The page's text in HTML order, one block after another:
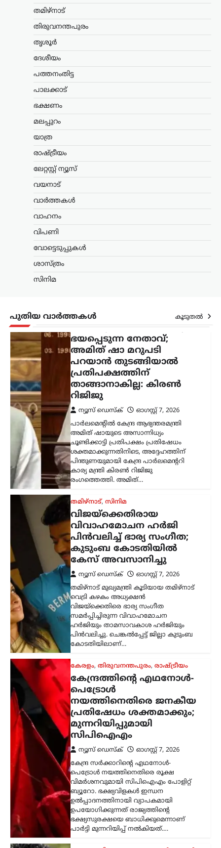
തമിഴ്നാട്
തിരുവനന്തപുരം
തൃശൂർ
ദേശീയം
പത്തനംതിട്ട
പാലക്കാട്
ഭക്ഷണം
മലപ്പുറം
യാത്ര
രാഷ്ട്രീയം
ലേറ്റസ്റ്റ് ന്യൂസ്
വയനാട്
വാർത്തകൾ
വാഹനം
വിപണി
വോട്ടെടുപ്പുകൾ
ശാസ്ത്രം
സിനിമ
പുതിയ വാർത്തകൾ കൂടുതൽ
പൊലീസ്
ന്യൂസ് ഡെസ്ക്
ഓഗസ്റ്റ്‌ 7, 2026
നിരവധി ക്രിമിനൽ കേസുകളിൽ
തിരച്ചിൽ തുടരുന്നതിനിടെ പൊലീസിന്
നിർണായക നിർദേശം നൽകി തൃശൂർ
പിടികൂടുന്നതിനിടെ അടിയന്തര
ട്രെൻഡിംഗ്,ദേശീയം,രാഷ്ട്രീയം
അമിത് ഷാ മറുപടി
പറയാൻ തുടങ്ങിയാൽ
താങ്ങാനാകില്ല: കിരൺ
റിജിജു
ന്യൂസ് ഡെസ്ക്
ഓഗസ്റ്റ്‌ 7, 2026
അമിത് ഷായുടെ അസാന്നിധ്യം
ചൂണ്ടിക്കാട്ടി പ്രതിപക്ഷം പ്രതിഷേധം
പിന്തുണയുമായി കേന്ദ്ര പാർലമെന്ററി
തമിഴ്നാട്
വിജയ്‌ക്കെതിരായ
വിവാഹമോചന ഹർജി
പിൻവലിച്ച് ഭാര്യ സംഗീത;
കുടുംബ കോടതിയിൽ
കേസ് അവസാനിച്ചു
ന്യൂസ് ഡെസ്ക്
ഓഗസ്റ്റ്‌ 7, 2026
തമിഴ്‌നാട് മുഖ്യമന്ത്രി കൂടിയായ തമിഴ്‌നാട്
വെട്രി കഴകം അധ്യക്ഷൻ
വിജയ്‌ക്കെതിരെ ഭാര്യ സംഗീത
സമർപ്പിച്ചിരുന്ന വിവാഹമോചന
ഹർജിയും താമസാവകാശ ഹർജിയും
പിൻവലിച്ചു. ചെങ്കൽപ്പേട്ട് ജില്ലാ കുടുംബ
കോടതിയിലാണ്…
കേരളം,തിരുവനന്തപുരം
കേന്ദ്രത്തിന്റെ എഥനോൾ-
പെട്രോൾ
നയത്തിനെതിരെ ജനകീയ
പ്രതിഷേധം ശക്തമാക്കും;
മുന്നറിയിപ്പുമായി
സിപിഐഎം
ന്യൂസ് ഡെസ്ക്
ഓഗസ്റ്റ്‌ 7, 2026
കേന്ദ്ര സർക്കാറിന്റെ എഥനോൾ-
പെട്രോൾ നയത്തിനെതിരെ രൂക്ഷ
വിമർശനവുമായി സിപിഐഎം പോളിറ്റ്
ബ്യൂറോ. ഭക്ഷ്യവിളകൾ ഇന്ധന
ഉൽപ്പാദനത്തിനായി വ്യാപകമായി
ഉപയോഗിക്കുന്നത് രാജ്യത്തിന്റെ
ഭക്ഷ്യസുരക്ഷയെ ബാധിക്കുമെന്നാണ്
പാർട്ടി മുന്നറിയിപ്പ് നൽകിയത്.…
കേരളം, തിരുവനന്തപുരം, വാർത്തകൾ
അടിയന്തര
സാഹചര്യത്തിൽ
വെടിവെക്കാൻ നിർദേശം;
അർജുൻ
ആയങ്കിക്കായുള്ള
തിരച്ചിൽ ശക്തമാക്കി
പൊലീസ്
ന്യൂസ് ഡെസ്ക്
ഓഗസ്റ്റ്‌ 7, 2026
നിരവധി ക്രിമിനൽ കേസുകളിൽ
പ്രതിയായ അർജുൻ ആയങ്കിക്കായുള്ള
തിരച്ചിൽ തുടരുന്നതിനിടെ പൊലീസിന്
നിർണായക നിർദേശം നൽകി തൃശൂർ
സിറ്റി പൊലീസ് കമ്മിഷണർ. പ്രതിയെ
പിടികൂടുന്നതിനിടെ അടിയന്തര
സാഹചര്യമുണ്ടായാൽ…